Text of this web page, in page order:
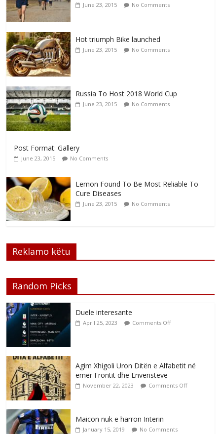
June 23, 2015 No Comments
Hot triumph Bike launched
June 23, 2015 No Comments
Russia To Host 2018 World Cup
June 23, 2015 No Comments
Post Format: Gallery
June 23, 2015 No Comments
Lemon Found To Be Most Reliable To
Cure Diseases
June 23, 2015 No Comments
Reklamo këtu
Random Picks
Duele interesante
April 25, 2023 Comments Off
Agim Xhigoli Uron Ditën e Alfabetit në
emër Frontit dhe Enveristëve
November 22, 2023 Comments Off
Maicon nuk e harron Interin
January 15, 2019 No Comments